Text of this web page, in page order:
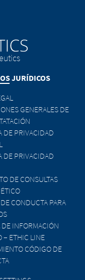
JURÍDICOS
GENERALES DE
DE PRIVACIDAD
DE PRIVACIDAD
DE CONSULTAS
CONDUCTA PARA
DE INFORMACIÓN
– ETHIC LINE
CÓDIGO DE